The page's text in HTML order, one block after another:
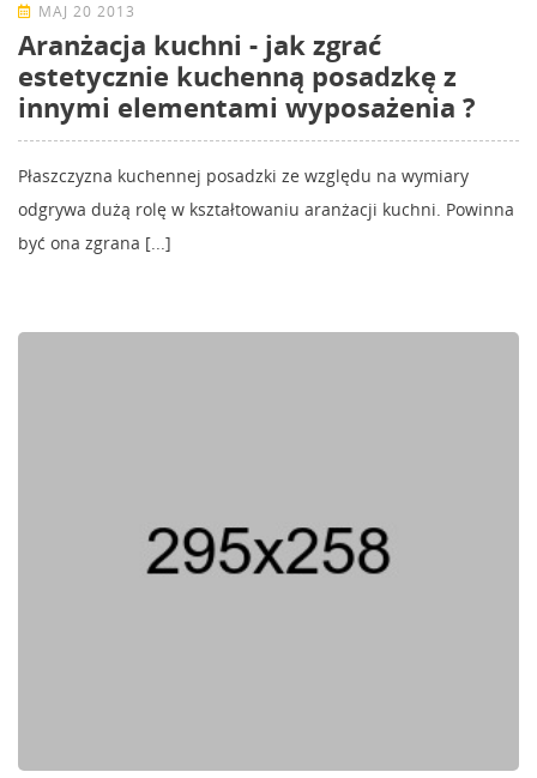
MAJ 20 2013
Aranżacja kuchni - jak zgrać
estetycznie kuchenną posadzkę z
innymi elementami wyposażenia ?
Płaszczyzna kuchennej posadzki ze względu na wymiary
odgrywa dużą rolę w kształtowaniu aranżacji kuchni. Powinna
być ona zgrana [...]